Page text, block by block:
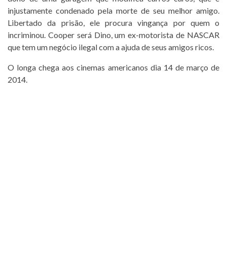
injustamente condenado pela morte de seu melhor amigo.
Libertado da prisão, ele procura vingança por quem o
incriminou. Cooper será Dino, um ex-motorista de NASCAR
que tem um negócio ilegal com a ajuda de seus amigos ricos.
O longa chega aos cinemas americanos dia 14 de março de
2014.